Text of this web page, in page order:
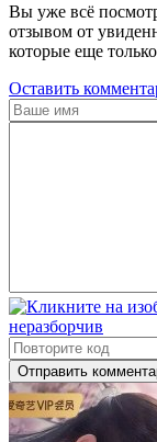
Вы уже всё
отзывом от
которые еще
Оставить
Отправить